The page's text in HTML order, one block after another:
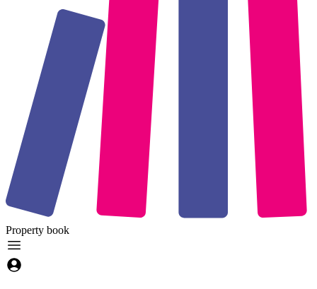
Property book